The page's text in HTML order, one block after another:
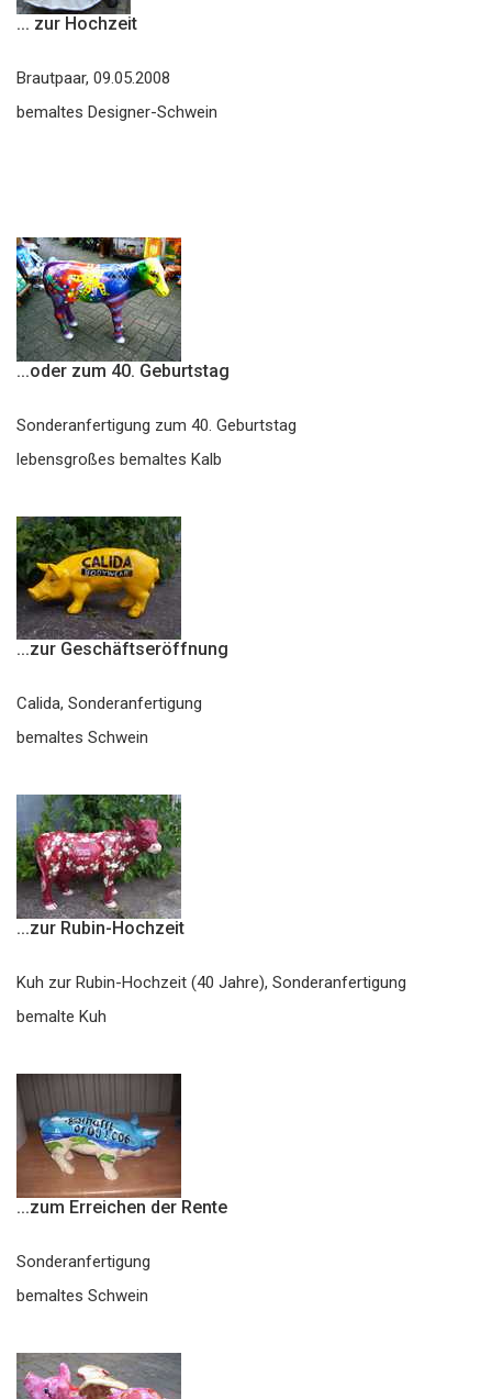
... zur Hochzeit
Brautpaar, 09.05.2008
bemaltes Designer-Schwein
...oder zum 40. Geburtstag
Sonderanfertigung zum 40. Geburtstag
lebensgroßes bemaltes Kalb
...zur Geschäftseröffnung
Calida, Sonderanfertigung
bemaltes Schwein
...zur Rubin-Hochzeit
Kuh zur Rubin-Hochzeit (40 Jahre), Sonderanfertigung
bemalte Kuh
...zum Erreichen der Rente
Sonderanfertigung
bemaltes Schwein